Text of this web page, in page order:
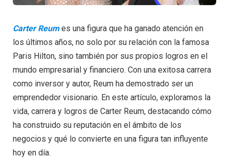
Carter Reumes una figura que ha ganado atención en
los últimos años, no solo por su relación con la famosa
Paris Hilton, sino también por sus propios logros en el
mundo empresarial y financiero. Con una exitosa carrera
como inversor y autor, Reum ha demostrado ser un
emprendedor visionario. En este artículo, exploramos la
vida, carrera y logros de Carter Reum, destacando cómo
ha construido su reputación en el ámbito de los
negocios y qué lo convierte en una figura tan influyente
hoy en día.